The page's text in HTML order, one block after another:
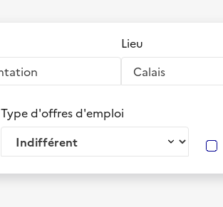
Lieu
Type d'offres d'emploi